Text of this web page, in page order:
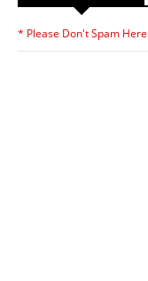
* Please Don't Spam